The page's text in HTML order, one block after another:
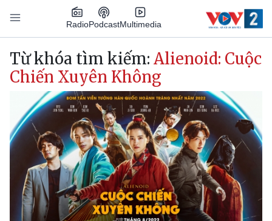
Nhảy đến nội dung
RadioPodcastMultimedia
Main navigation
Từ khóa tìm kiếm: Alienoid: Cuộc
Chiến Xuyên Không